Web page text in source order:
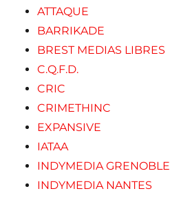
ATTAQUE
BARRIKADE
BREST MEDIAS LIBRES
C.Q.F.D.
CRIC
CRIMETHINC
EXPANSIVE
IATAA
INDYMEDIA GRENOBLE
INDYMEDIA NANTES